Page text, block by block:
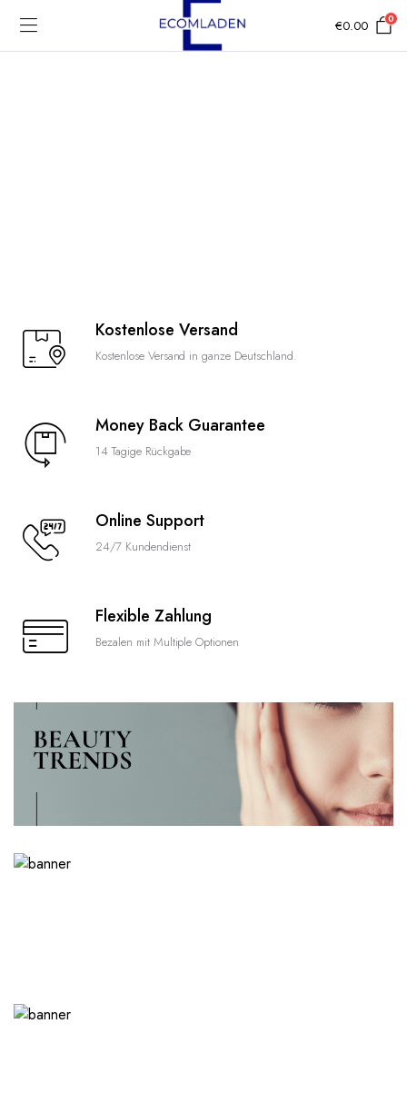
€0.00 0
Kostenlose Versand
Kostenlose Versand in ganze Deutschland.
Money Back Guarantee
14 Tagige Rückgabe
Online Support
24/7 Kundendienst
Flexible Zahlung
Bezalen mit Multiple Optionen